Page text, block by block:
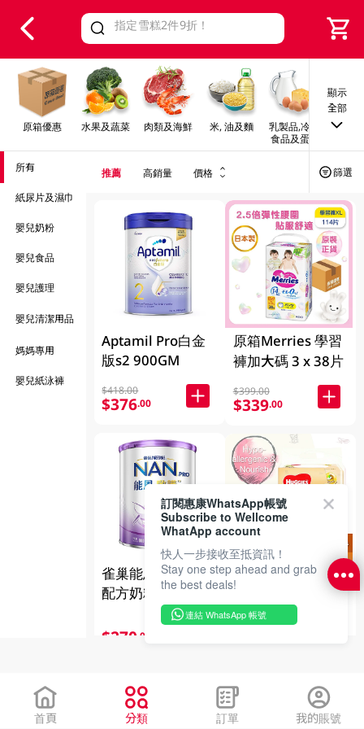
Valid Until 30 June 2026
原箱優惠 水果及蔬菜 肉類及海鮮 米, 油及麵
乳製品,冷凍
食品及蛋類
早餐
顯示
全部
所有
紙尿片及濕巾
嬰兒奶粉
嬰兒食品
嬰兒護理
嬰兒清潔用品
媽媽專用
嬰兒紙泳褲
推薦 高銷量 價格 篩選
Aptamil Pro白金
版s2 900GM
$418.00
$376.00
雀巢能恩啟護3號
配方奶粉 800GM
$270 .00
原箱Merries 學習
褲加大碼 3 x 38片
$399.00
$339.00
好奇輕潤柔膚嬰兒
濕紙巾 3 X 72PC
首頁 分類 訂單 我的賬號
訂閱惠康WhatsApp帳號
Subscribe to Wellcome
WhatApp account
快人一步接收至抵資訊！
Stay one step ahead and grab
the best deals!
連結 WhatsApp 帳號